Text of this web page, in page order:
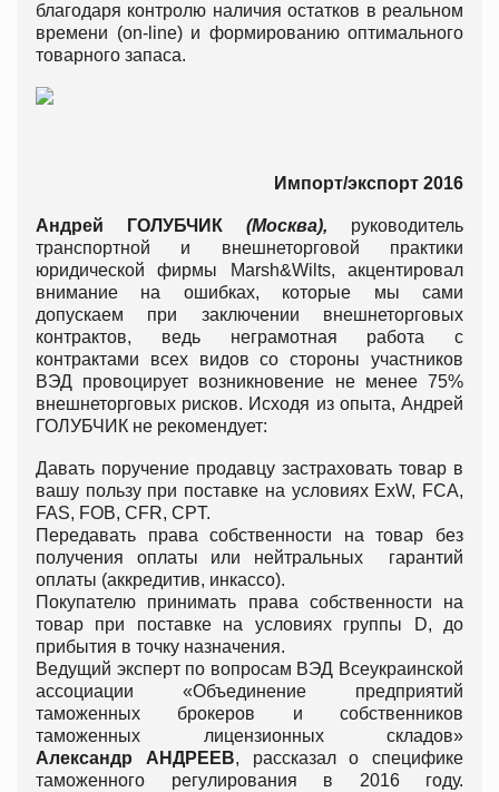
благодаря контролю наличия остатков в реальном
времени (on-line) и формированию оптимального
товарного запаса.
Импорт/экспорт 2016
Андрей ГОЛУБЧИК (Москва), руководитель
транспортной и внешнеторговой практики
юридической фирмы Marsh&Wilts, акцентировал
внимание на ошибках, которые мы сами
допускаем при заключении внешнеторговых
контрактов, ведь неграмотная работа с
контрактами всех видов со стороны участников
ВЭД провоцирует возникновение не менее 75%
внешнеторговых рисков. Исходя из опыта, Андрей
ГОЛУБЧИК не рекомендует:
Давать поручение продавцу застраховать товар в
вашу пользу при поставке на условиях ExW, FCA,
FAS, FOB, CFR, CPT.
Передавать права собственности на товар без
получения оплаты или нейтральных гарантий
оплаты (аккредитив, инкассо).
Покупателю принимать права собственности на
товар при поставке на условиях группы D, до
прибытия в точку назначения.
Ведущий эксперт по вопросам ВЭД Всеукраинской
ассоциации «Объединение предприятий
таможенных брокеров и собственников
таможенных лицензионных складов»
Александр АНДРЕЕВ, рассказал о специфике
таможенного регулирования в 2016 году.